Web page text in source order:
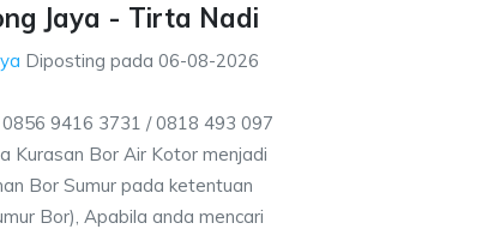
Jaya - Tirta Nadi
Diposting pada 06-08-2026
0856 9416 3731 / 0818 493 097
Kurasan Bor Air Kotor menjadi
Bor Sumur pada ketentuan
Bor), Apabila anda mencari